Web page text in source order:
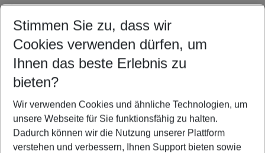
Ändern Sie Ihre Kriterien nach Ihren Wünschen
Abflughafen wählen
Beliebiger Abflughafen
Reisezeitraum wählen
08.08.26– 06.08.27 5-8 Nächte
2 Erwachsene Keine Kinder
Mehr Filter anzeigen
Stimmen Sie zu, dass wir
Cookies verwenden dürfen, um
Ihnen das beste Erlebnis zu
bieten?
Wir verwenden Cookies und ähnliche Technologien, um
unsere Webseite für Sie funktionsfähig zu halten.
Dadurch können wir die Nutzung unserer Plattform
verstehen und verbessern, Ihnen Support bieten sowie